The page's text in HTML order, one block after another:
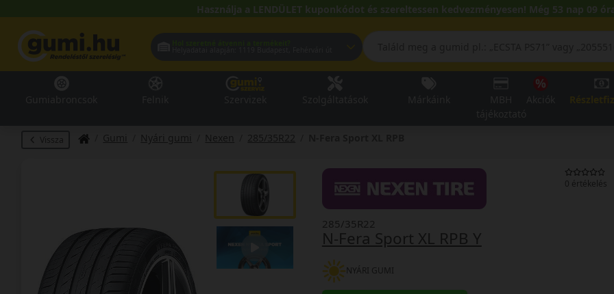
Használja a LENDÜLET kuponkódot és szereltessen kedvezményesen! Még 53 nap 09
Vissza Gumi Nyári gumi Nexen 285/35R22
0 értékelés
N-Fera Sport XL RPB Y
285/35R22
NYÁRI GUMI